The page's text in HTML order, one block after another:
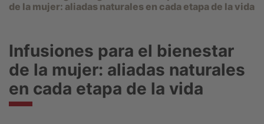
de la mujer: aliadas naturales en cada etapa de la vida
Infusiones para el bienestar
de la mujer: aliadas naturales
en cada etapa de la vida